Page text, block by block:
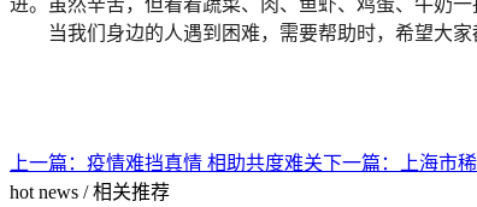
当我们身边的人遇到困难，需要帮助时，希望大
上一篇： 疫情难挡真情 相助共度难关下一篇：
上海市
hot news / 相关推荐